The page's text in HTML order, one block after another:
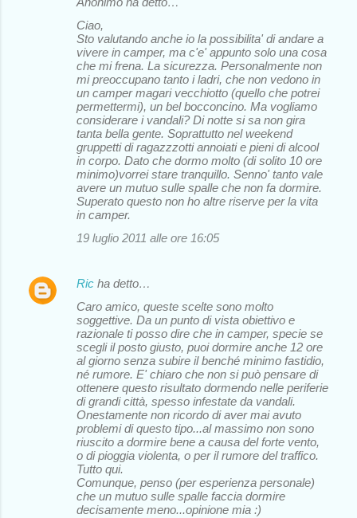
Ciao,
Sto valutando anche io la possibilita' di andare a
vivere in camper, ma c'e' appunto solo una cosa
che mi frena. La sicurezza. Personalmente non
mi preoccupano tanto i ladri, che non vedono in
un camper magari vecchiotto (quello che potrei
permettermi), un bel bocconcino. Ma vogliamo
considerare i vandali? Di notte si sa non gira
tanta bella gente. Soprattutto nel weekend
gruppetti di ragazzzotti annoiati e pieni di alcool
in corpo. Dato che dormo molto (di solito 10 ore
minimo)vorrei stare tranquillo. Senno' tanto vale
avere un mutuo sulle spalle che non fa dormire.
Superato questo non ho altre riserve per la vita
in camper.
19 luglio 2011 alle ore 16:05
Ric ha detto…
Caro amico, queste scelte sono molto
soggettive. Da un punto di vista obiettivo e
razionale ti posso dire che in camper, specie se
scegli il posto giusto, puoi dormire anche 12 ore
al giorno senza subire il benché minimo fastidio,
né rumore. E' chiaro che non si può pensare di
ottenere questo risultato dormendo nelle periferie
di grandi città, spesso infestate da vandali.
Onestamente non ricordo di aver mai avuto
problemi di questo tipo...al massimo non sono
riuscito a dormire bene a causa del forte vento,
o di pioggia violenta, o per il rumore del traffico.
Tutto qui.
Comunque, penso (per esperienza personale)
che un mutuo sulle spalle faccia dormire
decisamente meno...opinione mia :)